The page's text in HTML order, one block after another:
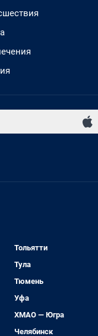
Тольятти
Тула
Тюмень
Уфа
ХМАО — Югра
Челябинск